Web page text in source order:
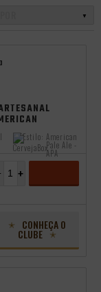
473ML
Estilo: American
Pale Ale -
APA
+
CONHEÇA O
CLUBE